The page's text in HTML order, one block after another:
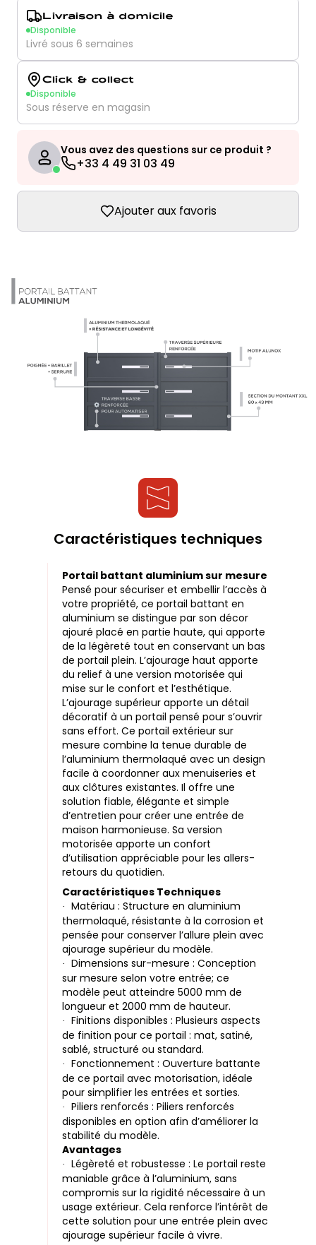
Livraison à domicile
Disponible
Livré sous 6 semaines
Click & collect
Disponible
Sous réserve en magasin
Vous avez des questions sur ce produit ?
+33 4 49 31 03 49
Ajouter aux favoris
Caractéristiques techniques
Portail battant aluminium sur mesure
Pensé pour sécuriser et embellir l’accès à
votre propriété, ce portail battant en
aluminium se distingue par son décor
ajouré placé en partie haute, qui apporte
de la légèreté tout en conservant un bas
de portail plein. L’ajourage haut apporte
du relief à une version motorisée qui
mise sur le confort et l’esthétique.
L’ajourage supérieur apporte un détail
décoratif à un portail pensé pour s’ouvrir
sans effort. Ce portail extérieur sur
mesure combine la tenue durable de
l’aluminium thermolaqué avec un design
facile à coordonner aux menuiseries et
aux clôtures existantes. Il offre une
solution fiable, élégante et simple
d’entretien pour créer une entrée de
maison harmonieuse. Sa version
motorisée apporte un confort
d’utilisation appréciable pour les allers-
retours du quotidien.
Caractéristiques Techniques
·
Matériau : Structure en aluminium
thermolaqué, résistante à la corrosion et
pensée pour conserver l’allure plein avec
ajourage supérieur du modèle.
·
Dimensions sur-mesure : Conception
sur mesure selon votre entrée; ce
modèle peut atteindre 5000 mm de
longueur et 2000 mm de hauteur.
·
Finitions disponibles : Plusieurs aspects
de finition pour ce portail : mat, satiné,
sablé, structuré ou standard.
·
Fonctionnement : Ouverture battante
de ce portail avec motorisation, idéale
pour simplifier les entrées et sorties.
·
Piliers renforcés : Piliers renforcés
disponibles en option afin d’améliorer la
stabilité du modèle.
Avantages
·
Légèreté et robustesse : Le portail reste
maniable grâce à l’aluminium, sans
compromis sur la rigidité nécessaire à un
usage extérieur. Cela renforce l’intérêt de
cette solution pour une entrée plein avec
ajourage supérieur facile à vivre.